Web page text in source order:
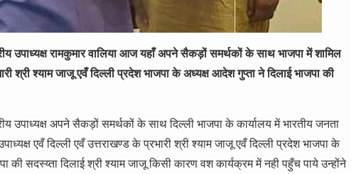
उपाध्यक्ष रामकुमार वालिया आज यहाँ अपने सैकड़ों समर्थकों के साथ भाजपा में शामिल
श्री श्याम जाजू एवँ दिल्ली प्रदेश भाजपा के अध्यक्ष आदेश गुप्ता ने दिलाई भाजपा की
उपाध्यक्ष अपने सैकड़ों समर्थकों के साथ दिल्ली भाजपा के कार्यालय में भारतीय जनता
एवँ दिल्ली एवँ उत्तराखण्ड के प्रभारी श्री श्याम जाजू एवँ दिल्ली प्रदेश भाजपा के
की सदस्य्ता दिलाई श्री श्याम जाजू किसी कारण वश कार्यक्रम में नही पहुँच पाये उन्होंने